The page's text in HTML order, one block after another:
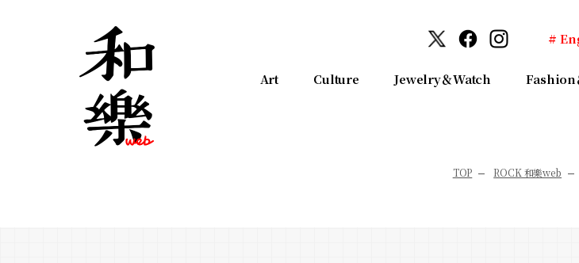
#
Art Culture Jewelry＆Watch Fashion
TOP ROCK 和樂web